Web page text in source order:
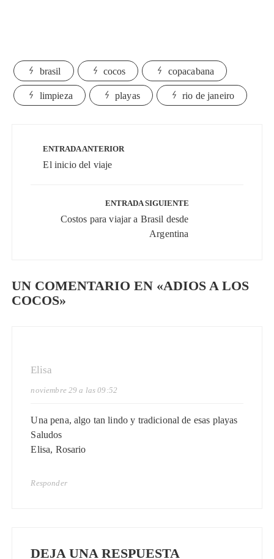
brasil cocos copacabana
limpieza playas rio de janeiro
entradas
ENTRADA ANTERIOR
El inicio del viaje
ENTRADA SIGUIENTE
Costos para viajar a Brasil desde
Argentina
UN COMENTARIO EN «ADIOS A LOS
COCOS»
Elisa
noviembre 29 a las 09:52
Una pena, algo tan lindo y tradicional de esas playas
Saludos
Elisa, Rosario
Responder
DEJA UNA RESPUESTA